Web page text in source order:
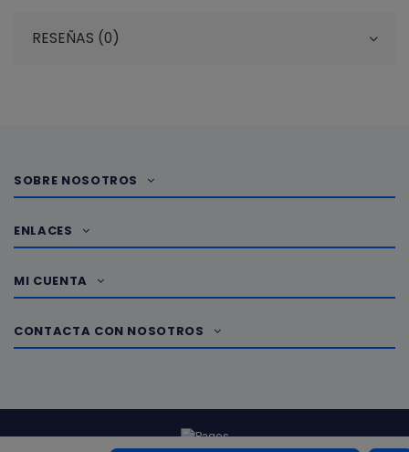
RESEÑAS (0)
SOBRE NOSOTROS
ENLACES
MI CUENTA
CONTACTA CON NOSOTROS